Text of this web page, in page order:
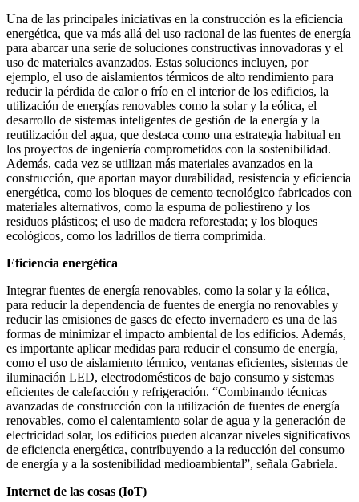
Una de las principales iniciativas en la construcción es la eficiencia
energética, que va más allá del uso racional de las fuentes de energía
para abarcar una serie de soluciones constructivas innovadoras y el
uso de materiales avanzados. Estas soluciones incluyen, por
ejemplo, el uso de aislamientos térmicos de alto rendimiento para
reducir la pérdida de calor o frío en el interior de los edificios, la
utilización de energías renovables como la solar y la eólica, el
desarrollo de sistemas inteligentes de gestión de la energía y la
reutilización del agua, que destaca como una estrategia habitual en
los proyectos de ingeniería comprometidos con la sostenibilidad.
Además, cada vez se utilizan más materiales avanzados en la
construcción, que aportan mayor durabilidad, resistencia y eficiencia
energética, como los bloques de cemento tecnológico fabricados con
materiales alternativos, como la espuma de poliestireno y los
residuos plásticos; el uso de madera reforestada; y los bloques
ecológicos, como los ladrillos de tierra comprimida.
Eficiencia energética
Integrar fuentes de energía renovables, como la solar y la eólica,
para reducir la dependencia de fuentes de energía no renovables y
reducir las emisiones de gases de efecto invernadero es una de las
formas de minimizar el impacto ambiental de los edificios. Además,
es importante aplicar medidas para reducir el consumo de energía,
como el uso de aislamiento térmico, ventanas eficientes, sistemas de
iluminación LED, electrodomésticos de bajo consumo y sistemas
eficientes de calefacción y refrigeración. “Combinando técnicas
avanzadas de construcción con la utilización de fuentes de energía
renovables, como el calentamiento solar de agua y la generación de
electricidad solar, los edificios pueden alcanzar niveles significativos
de eficiencia energética, contribuyendo a la reducción del consumo
de energía y a la sostenibilidad medioambiental”, señala Gabriela.
Internet de las cosas (IoT)